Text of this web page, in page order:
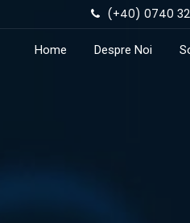
(+40) 0740
Home Despre Noi